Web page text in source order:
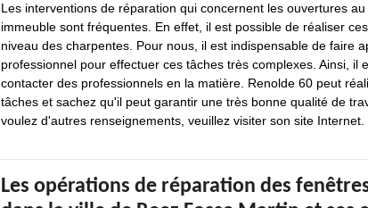
Les interventions de réparation qui concernent les ouvertures
immeuble sont fréquentes. En effet, il est possible de réaliser
niveau des charpentes. Pour nous, il est indispensable de faire
professionnel pour effectuer ces tâches très complexes. Ainsi, il
contacter des professionnels en la matière. Renolde 60 peut
tâches et sachez qu'il peut garantir une très bonne qualité de
voulez d'autres renseignements, veuillez visiter son site Internet.
Les opérations de réparation des